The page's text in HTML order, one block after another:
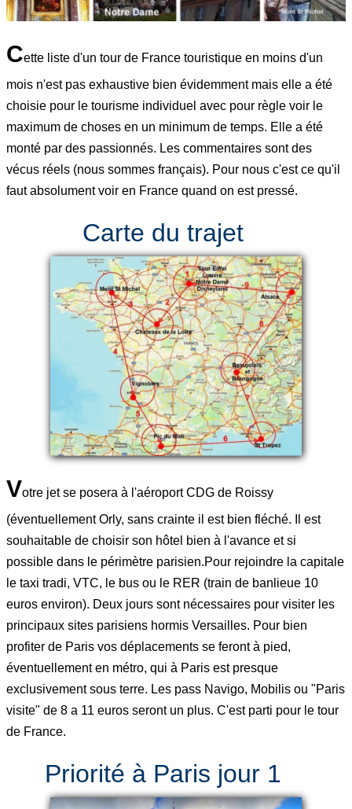
Cette liste d'un tour de France touristique en moins d'un
mois n'est pas exhaustive bien évidemment mais elle a été
choisie pour le tourisme individuel avec pour règle voir le
maximum de choses en un minimum de temps. Elle a été
monté par des passionnés. Les commentaires sont des
vécus réels (nous sommes français). Pour nous c'est ce qu'il
faut absolument voir en France quand on est pressé.
Carte du trajet
Votre jet se posera à l'aéroport CDG de Roissy
(éventuellement Orly, sans crainte il est bien fléché. Il est
souhaitable de choisir son hôtel bien à l'avance et si
possible dans le périmètre parisien.Pour rejoindre la capitale
le taxi tradi, VTC, le bus ou le RER (train de banlieue 10
euros environ). Deux jours sont nécessaires pour visiter les
principaux sites parisiens hormis Versailles. Pour bien
profiter de Paris vos déplacements se feront à pied,
éventuellement en métro, qui à Paris est presque
exclusivement sous terre. Les pass Navigo, Mobilis ou "Paris
visite" de 8 a 11 euros seront un plus. C'est parti pour le tour
de France.
Priorité à Paris jour 1